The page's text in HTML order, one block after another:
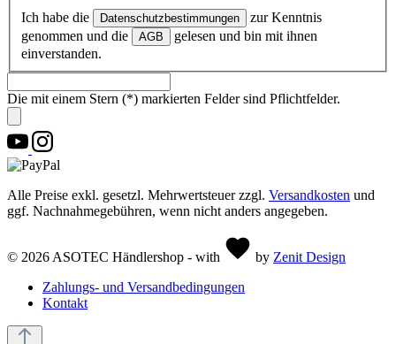
Ich habe die Datenschutzbestimmungen
zur Kenntnis
genommen und die
AGB
gelesen und bin mit ihnen
einverstanden.
Die mit einem Stern (*) markierten Felder sind Pflichtfelder.
Alle Preise exkl. gesetzl. Mehrwertsteuer zzgl. Versandkosten und
ggf. Nachnahmegebühren, wenn nicht anders angegeben.
© 2026 ASOTEC Händlershop - with by Zenit Design
Zahlungs- und Versandbedingungen
Kontakt